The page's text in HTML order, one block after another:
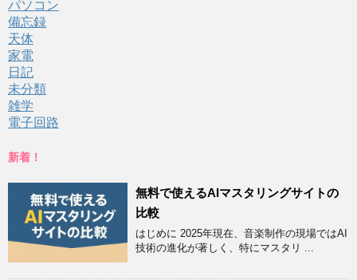
パソコン
備忘録
天体
家電
日記
未分類
雑学
電子回路
新着！
無料で使えるAIマスタリングサイトの
比較
はじめに 2025年現在、音楽制作の現場ではAI
技術の進化が著しく、特にマスタリ ...